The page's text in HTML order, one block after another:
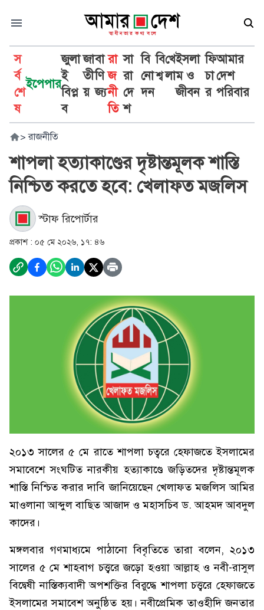
স
র্ব
শে
ষ
ইপেপার
জুলা
ই
বিপ্ল
ব
জা
তী
য়
বা
ণি
জ্য
রা
জ
নী
তি
সা
রা
দে
শ
বি
নো
দন
বি
শ্ব
খে
লা
ইসলা
ম ও
জীবন
ফি
চা
র
আমার
দেশ
পরিবার
> রাজনীতি
শাপলা হত্যাকাণ্ডের দৃষ্টান্তমূলক শাস্তি
নিশ্চিত করতে হবে: খেলাফত মজলিস
স্টাফ রিপোর্টার
প্রকাশ : ০৫ মে ২০২৬, ১৭: ৪৬
২০১৩ সালের ৫ মে রাতে শাপলা চত্বরে হেফাজতে ইসলামের
সমাবেশে সংঘটিত নারকীয় হত্যাকাণ্ডে জড়িতদের দৃষ্টান্তমূলক
শাস্তি নিশ্চিত করার দাবি জানিয়েছেন খেলাফত মজলিস আমির
মাওলানা আব্দুল বাছিত আজাদ ও মহাসচিব ড. আহমদ আবদুল
কাদের।
মঙ্গলবার গণমাধ্যমে পাঠানো বিবৃতিতে তারা বলেন, ২০১৩
সালের ৫ মে শাহবাগ চত্ত্বরে জড়ো হওয়া আল্লাহ ও নবী-রাসুল
বিদ্বেষী নাস্তিক্যবাদী অপশক্তির বিরুদ্ধে শাপলা চত্ত্বরে হেফাজতে
ইসলামের সমাবেশ অনুষ্ঠিত হয়। নবীপ্রেমিক তাওহীদি জনতার